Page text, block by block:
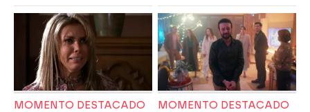
MOMENTO DESTACADO MOMENTO DESTACADO